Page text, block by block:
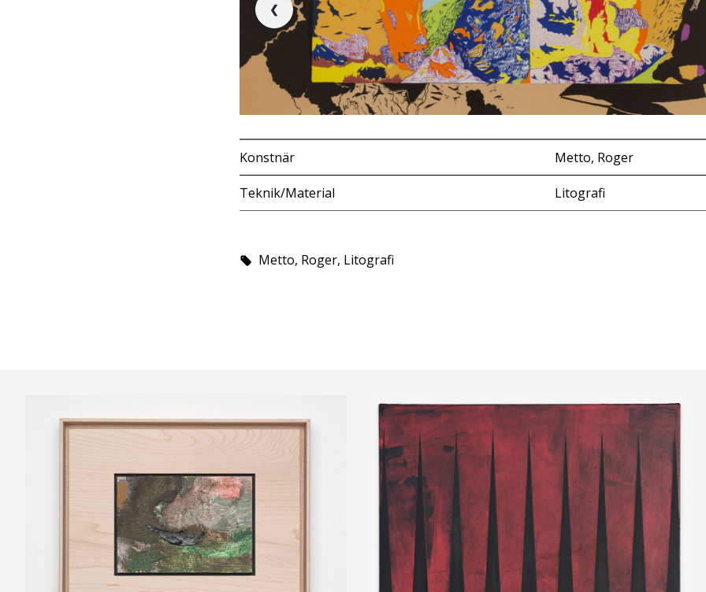
❮
Konstnär ​Metto,​ ​Roger
Teknik/Material Litografi
​Metto,​ ​Roger, Litografi